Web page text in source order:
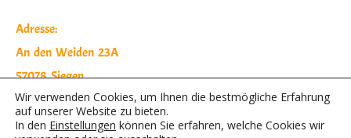
Adresse:
An den Weiden 23A
57078 Siegen
Telefon:
0271 2387403
Wir verwenden Cookies, um Ihnen die bestmögliche Erfahrung
auf unserer Website zu bieten.
In den Einstellungen können Sie erfahren, welche Cookies wir